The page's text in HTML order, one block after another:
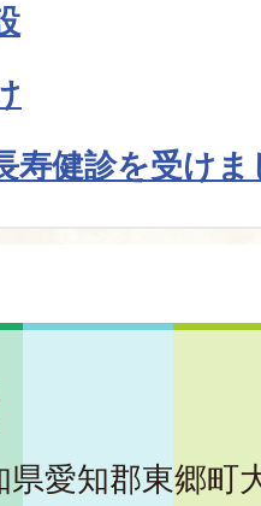
寿健診を受け
愛知郡東郷町